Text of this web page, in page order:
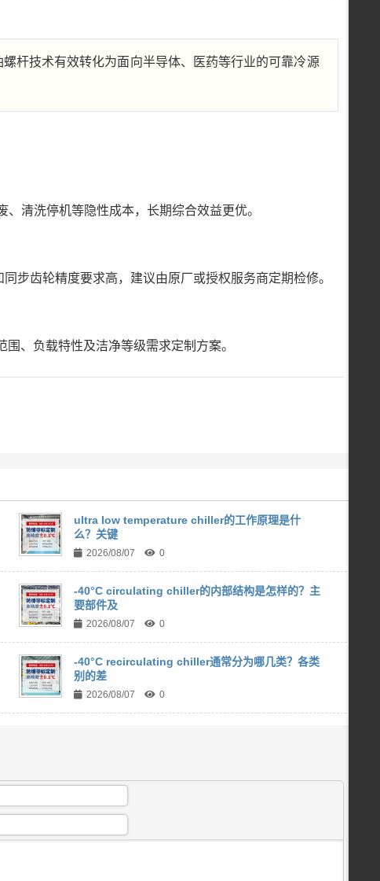
杆技术有效转化为面向半导体、医药等行业的可靠冷源
清洗停机等隐性成本，长期综合效益更优。
步齿轮精度要求高，建议由原厂或授权服务商定期检修。
、负载特性及洁净等级需求定制方案。
ultra low temperature chiller的工作原理是什
么？关键
2026/08/07 0
-40°C circulating chiller的内部结构是怎样的？主
要部件及
2026/08/07 0
-40°C recirculating chiller通常分为哪几类？各类
别的差
2026/08/07 0